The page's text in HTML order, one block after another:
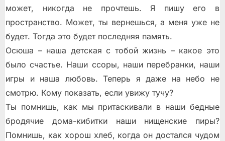
может, никогда не прочтешь. Я пишу его в
пространство. Может, ты вернешься, а меня уже не
будет. Тогда это будет последняя память.
Осюша – наша детская с тобой жизнь – какое это
было счастье. Наши ссоры, наши перебранки, наши
игры и наша любовь. Теперь я даже на небо не
смотрю. Кому показать, если увижу тучу?
Ты помнишь, как мы притаскивали в наши бедные
бродячие дома-кибитки наши нищенские пиры?
Помнишь, как хорош хлеб, когда он достался чудом